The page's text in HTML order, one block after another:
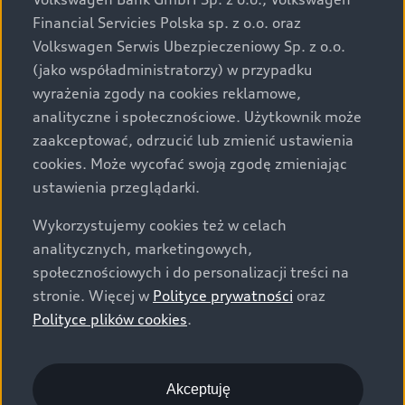
za dopłatą. Wiążące ustalenie ceny, wyposażenia i
specyfikacji pojazdu następują w umowie sprzedaży, a
określenie parametrów technicznych zawiera
świadectwo homologacji typu pojazdu. Zastrzegamy
sobie prawo do zmian i pomyłek. Wszelkie informacje
prezentowane na stronie są aktualne na dzień ich
zamieszczania. W celu uzyskania najnowszych
informacji prosimy kontaktować się z Partnerem Marki
Audi.
Wszystkie produkowane obecnie samochody marki Audi
są wykonywane z materiałów spełniających pod
względem możliwości odzysku i recyklingu wymagania
określone w normie ISO 22628 i są zgodne z
europejskimi świadectwami homologacji wydanymi wg
o.o. podlega obowiązkowi zapewnienia wszystkim
użytkownikom samochodów marki Volkswagen sieci
Financial Servicies Polska sp. z o.o. oraz
Volkswagen Serwis Ubezpieczeniowy Sp. z o.o.
(jako współadministratorzy) w przypadku
wyrażenia zgody na cookies reklamowe,
analityczne i społecznościowe. Użytkownik może
zaakceptować, odrzucić lub zmienić ustawienia
cookies. Może wycofać swoją zgodę zmieniając
ustawienia przeglądarki.
Wykorzystujemy cookies też w celach
analitycznych, marketingowych,
społecznościowych i do personalizacji treści na
stronie. Więcej w Polityce prywatności oraz
Polityce plików cookies.
Akceptuję